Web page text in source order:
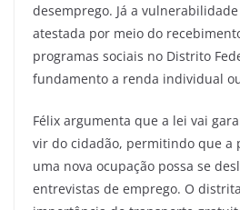
desemprego. Já a
atestada por meio do
programas sociais no Distrito
fundamento a renda individual
Félix argumenta que a lei vai
vir do cidadão, permitindo que a
uma nova ocupação possa se
entrevistas de emprego. O